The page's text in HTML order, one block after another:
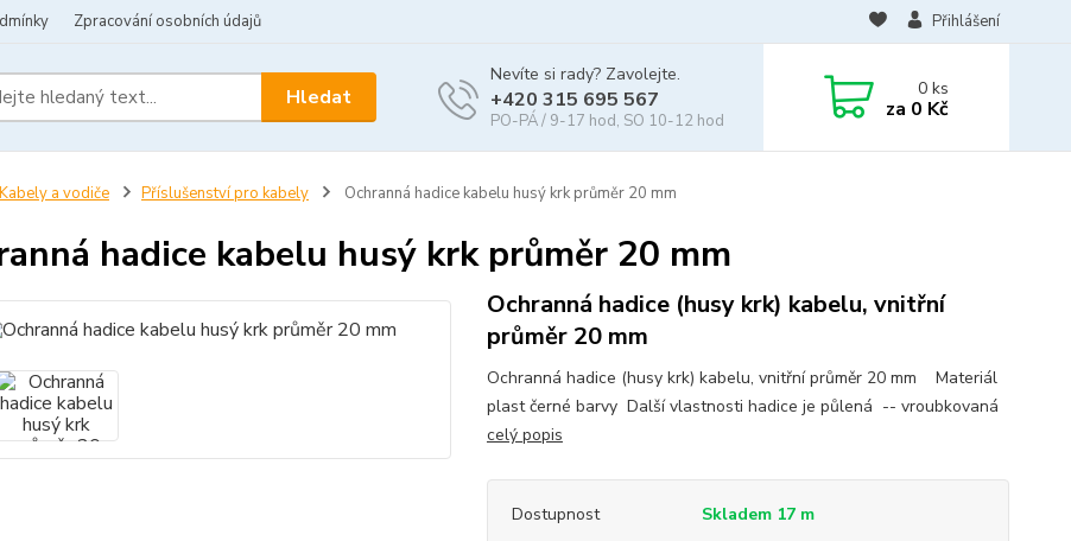
Zpracování osobních údajů Přihlášení
Hledat
Nevíte si rady? Zavolejte.
+420 315 695 567
PO-PÁ / 9-17 hod, SO 10-12 hod
0ks
za 0 Kč
Kabely a vodiče Příslušenství pro kabely Ochranná hadice kabelu husý krk průměr 20 mm
hadice kabelu husý krk průměr 20 mm
Ochranná hadice (husy krk) kabelu, vnitřní
průměr 20 mm
Ochranná hadice (husy krk) kabelu, vnitřní průměr 20 mm Materiál
plast černé barvy Další vlastnosti hadice je půlená -- vroubkovaná
celý popis
Dostupnost
Skladem 17 m